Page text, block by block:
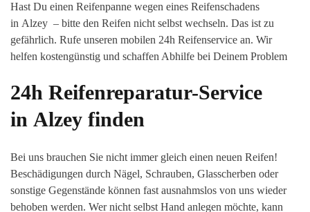
Hast Du einen Reifenpanne wegen eines Reifenschadens
in Alzey – bitte den Reifen nicht selbst wechseln. Das ist zu
gefährlich. Rufe unseren mobilen 24h Reifenservice an. Wir
helfen kostengünstig und schaffen Abhilfe bei Deinem Problem
24h Reifenreparatur-Service
in Alzey finden
Bei uns brauchen Sie nicht immer gleich einen neuen Reifen!
Beschädigungen durch Nägel, Schrauben, Glasscherben oder
sonstige Gegenstände können fast ausnahmslos von uns wieder
behoben werden. Wer nicht selbst Hand anlegen möchte, kann